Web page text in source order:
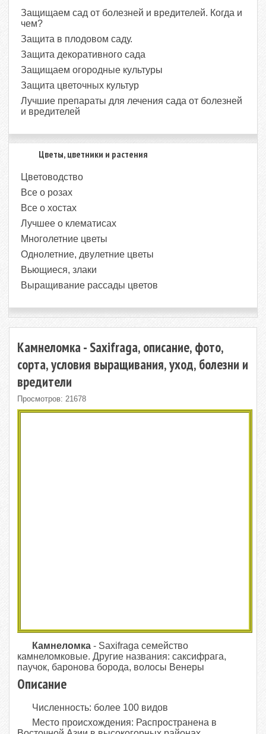
Защищаем сад от болезней и вредителей. Когда и
чем?
Защита в плодовом саду.
Защита декоративного сада
Защищаем огородные культуры
Защита цветочных культур
Лучшие препараты для лечения сада от болезней
и вредителей
Цветы, цветники и растения
Цветоводство
Все о розах
Все о хостах
Лучшее о клематисах
Многолетние цветы
Однолетние, двулетние цветы
Вьющиеся, злаки
Выращивание рассады цветов
Камнеломка - Saxifraga, описание, фото,
сорта, условия выращивания, уход, болезни и
вредители
Просмотров: 21678
Камнеломка- Saxifraga семейство
камнеломковые. Другие названия: саксифрага,
паучок, баронова борода, волосы Венеры
Описание
Численность: более 100 видов
Место происхождения: Распространена в